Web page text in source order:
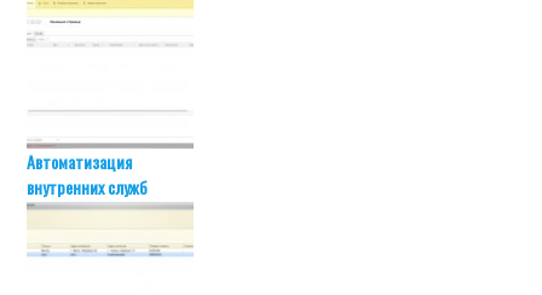
Автоматизация
внутренних служб